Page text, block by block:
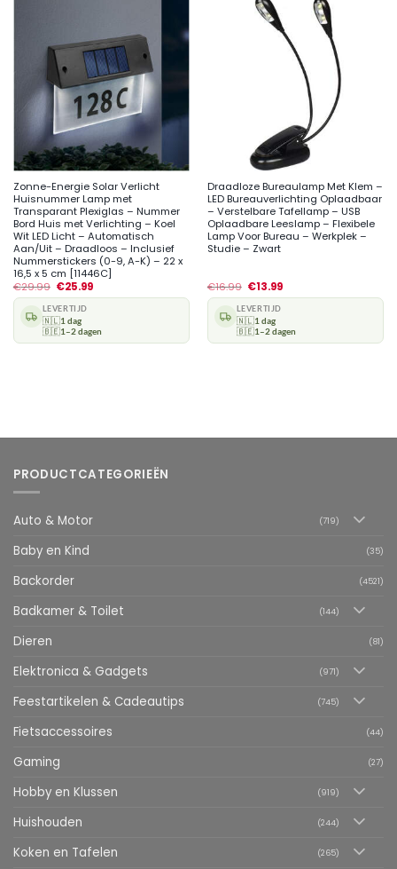
Zonne-Energie Solar Verlicht
Huisnummer Lamp met
Transparant Plexiglas – Nummer
Bord Huis met Verlichting – Koel
Wit LED Licht – Automatisch
Aan/Uit – Draadloos – Inclusief
Nummerstickers (0-9, A-K) – 22 x
16,5 x 5 cm [11446C]
€29.99 €25.99
LEVERTIJD
🇳🇱1 dag
🇧🇪1–2 dagen
Draadloze Bureaulamp Met Klem –
LED Bureauverlichting Oplaadbaar
– Verstelbare Tafellamp – USB
Oplaadbare Leeslamp – Flexibele
Lamp Voor Bureau – Werkplek –
Studie – Zwart
€16.99 €13.99
LEVERTIJD
🇳🇱1 dag
🇧🇪1–2 dagen
PRODUCTCATEGORIEËN
Auto & Motor (719)
Baby en Kind (35)
Backorder (4521)
Badkamer & Toilet (144)
Dieren (81)
Elektronica & Gadgets (971)
Feestartikelen & Cadeautips (745)
Fietsaccessoires (44)
Gaming (27)
Hobby en Klussen (919)
Huishouden (244)
Koken en Tafelen (265)